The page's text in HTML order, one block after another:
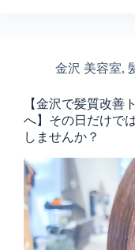
金沢 美容室,
【金沢で髪質改善
へ】その日だけで
しませんか？